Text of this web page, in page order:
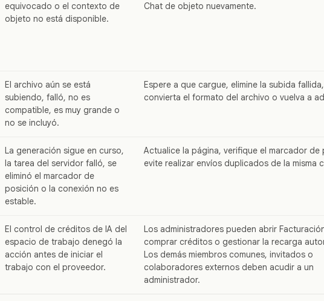
equivocado o el contexto de
objeto no está disponible.
Chat de objeto nuevamente.
El archivo aún se está
subiendo, falló, no es
compatible, es muy grande o
no se incluyó.
Espere a que cargue, elimine la subida fallida,
convierta el formato del archivo o vuelva a
La generación sigue en curso,
la tarea del servidor falló, se
eliminó el marcador de
posición o la conexión no es
estable.
Actualice la página, verifique el marcador de
evite realizar envíos duplicados de la misma
El control de créditos de IA del
espacio de trabajo denegó la
acción antes de iniciar el
trabajo con el proveedor.
Los administradores pueden abrir
comprar créditos o gestionar la recarga
Los demás miembros comunes, invitados o
colaboradores externos deben acudir a un
administrador.